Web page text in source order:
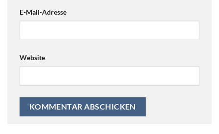
E-Mail-Adresse
Website